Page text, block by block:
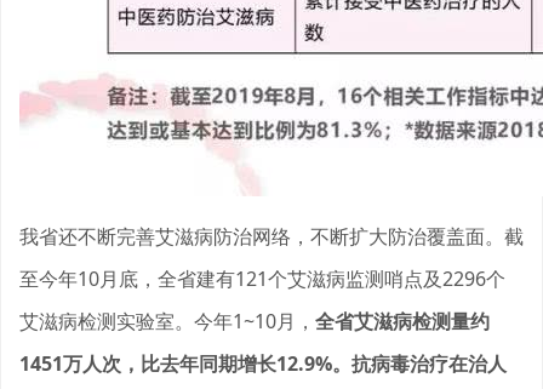
我省还不断完善艾滋病防治网络，不断扩大防治覆盖面。截
至今年10月底，全省建有121个艾滋病监测哨点及2296个
艾滋病检测实验室。今年1~10月， 全省艾滋病检测量约
1451万人次，比去年同期增长12.9%。抗病毒治疗在治人